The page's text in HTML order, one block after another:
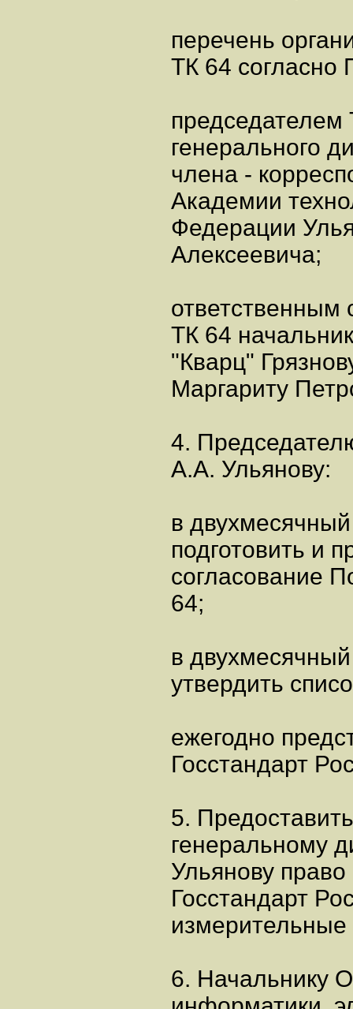
перечень
ТК 64
председателем
генерального
члена -
Академии
Федерации
Алексеевича;
ответственным
ТК 64
"Кварц"
Маргариту
4.
А.А. Ульянову:
в
подготовить и
согласование
64;
в
утвердить
ежегодно
Госстандарт
5. Предоставить
генеральному
Ульянову право
Госстандарт
6. Начальнику